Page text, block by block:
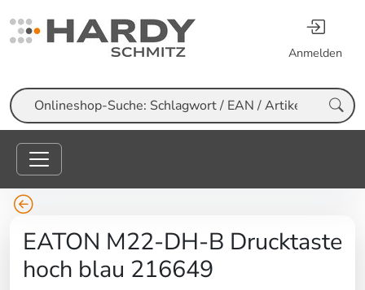
Anmelden
Suche
EATON M22-DH-B Drucktaste
hoch blau 216649